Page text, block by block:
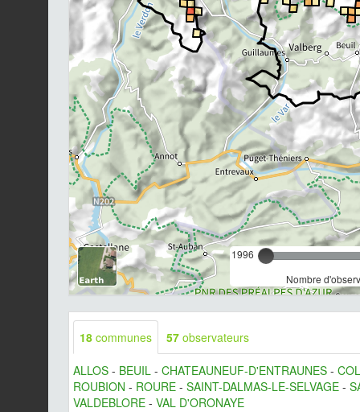
1996
Nombre
18 communes 57 observateurs
ALLOS - BEUIL - CHATEAUNEUF-D'ENTRAUNES -
ROUBION - ROURE - SAINT-DALMAS-LE-SELVAGE -
VALDEBLORE - VAL D'ORONAYE